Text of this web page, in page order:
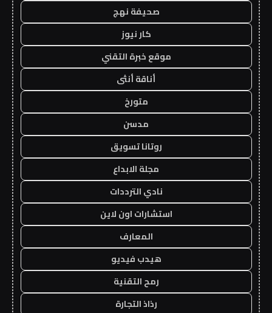
صحيفة نهج
كار نيوز
موقع خبرة التقني
أناقة أنثى
متورخ
مدسن
روتانا تسويق
مجلة الابداع
نادي الترددات
استشارات اون لاين
المعارف
هيدب فيديو
رمح التقنية
رذاذ التجارة